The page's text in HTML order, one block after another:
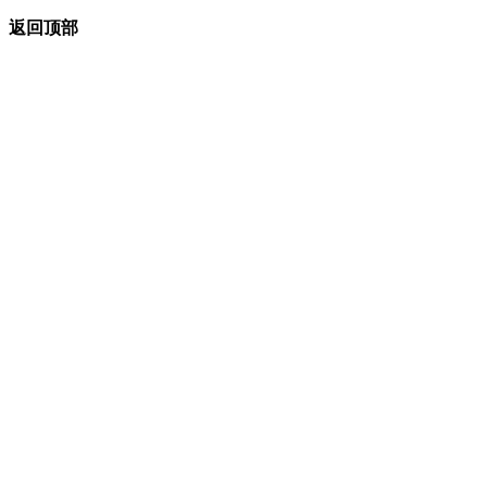
返回顶部